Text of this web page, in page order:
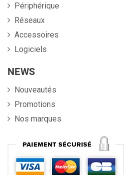
Périphérique
Réseaux
Accessoires
Logiciels
NEWS
Nouveautés
Promotions
Nos marques